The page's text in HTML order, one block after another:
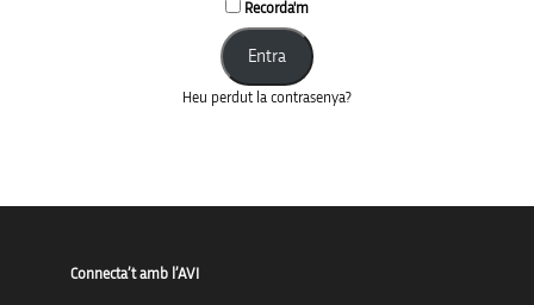
Recorda'm
Heu perdut la contrasenya?
Connecta’t amb l’AVI